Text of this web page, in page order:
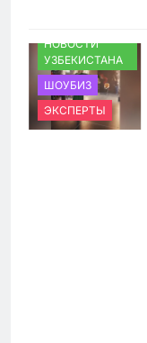
НОВОСТИ
УЗБЕКИСТАНА
ШОУБИЗ
ЭКСПЕРТЫ